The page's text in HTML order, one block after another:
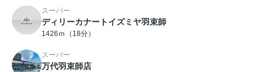
スーパー
ディリーカナートイズミヤ羽束師
1426ｍ（18分）
スーパー
万代羽束師店